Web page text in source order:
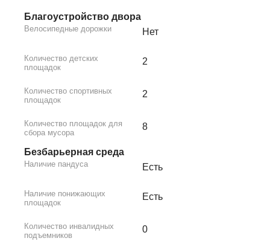
Благоустройство двора
Велосипедные дорожки Нет
Количество детских
площадок
2
Количество спортивных
площадок
2
Количество площадок для
сбора мусора
8
Безбарьерная среда
Наличие пандуса Есть
Наличие понижающих
площадок
Есть
Количество инвалидных
подъемников
0